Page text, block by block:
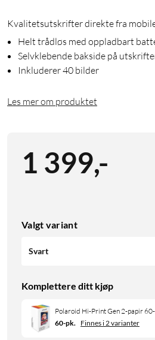
Kvalitetsutskrifter direkte fra
Helt trådløs med oppladbart
Selvklebende bakside på
Inkluderer 40 bilder
Les mer om produktet
1 399,-
Valgt variant
Svart
Komplettere ditt kjøp
Polaroid Hi-Print Gen 2-papir 60-
60-pk. Finnes i 2 varianter